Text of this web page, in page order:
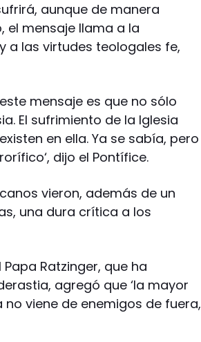
aunque de manera
el mensaje llama a la
a las virtudes teologales fe,
mensaje es que no sólo
El sufrimiento de la Iglesia
en ella. Ya se sabía, pero
dijo el Pontífice.
vieron, además de un
una dura crítica a los
Ratzinger, que ha
agregó que ‘la mayor
no viene de enemigos de fuera,